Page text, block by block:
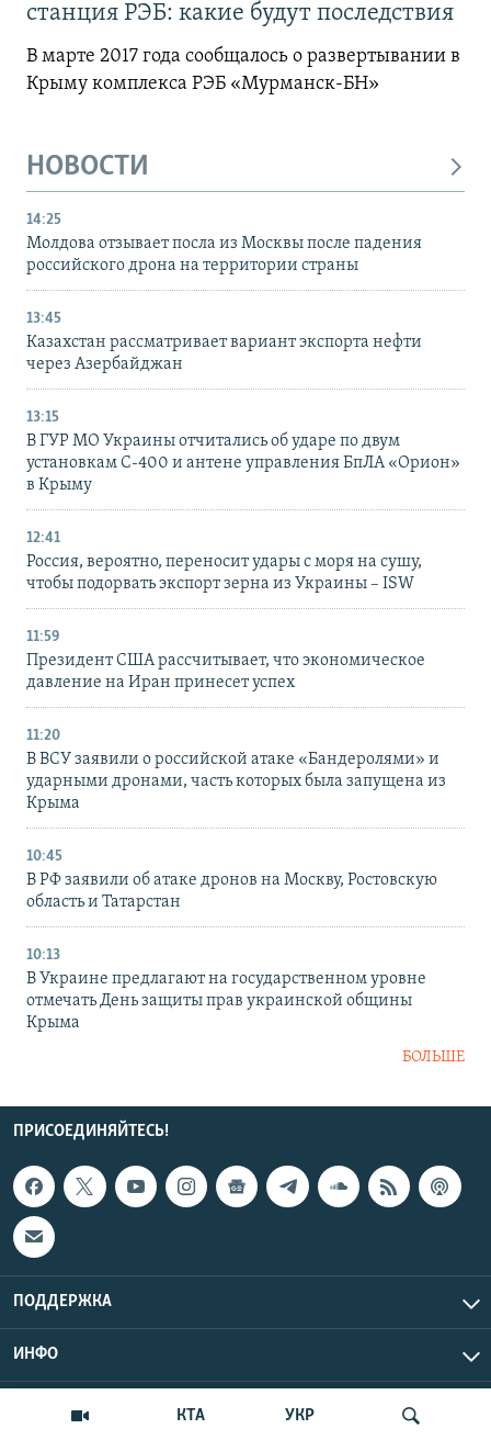
КТА УКР
станция РЭБ: какие будут последствия
В марте 2017 года сообщалось о развертывании в
Крыму комплекса РЭБ «Мурманск-БН»
НОВОСТИ
14:25
Молдова отзывает посла из Москвы после падения
российского дрона на территории страны
13:45
Казахстан рассматривает вариант экспорта нефти
через Азербайджан
13:15
В ГУР МО Украины отчитались об ударе по двум
установкам С-400 и антене управления БпЛА «Орион»
в Крыму
12:41
Россия, вероятно, переносит удары с моря на сушу,
чтобы подорвать экспорт зерна из Украины – ISW
11:59
Президент США рассчитывает, что экономическое
давление на Иран принесет успех
11:20
В ВСУ заявили о российской атаке «Бандеролями» и
ударными дронами, часть которых была запущена из
Крыма
10:45
В РФ заявили об атаке дронов на Москву, Ростовскую
область и Татарстан
10:13
В Украине предлагают на государственном уровне
отмечать День защиты прав украинской общины
Крыма
БОЛЬШЕ
ПРИСОЕДИНЯЙТЕСЬ!
ПОДДЕРЖКА
ИНФО
Copyright Крым.Реалии, 2026 | Все права защищены.
UTC+3